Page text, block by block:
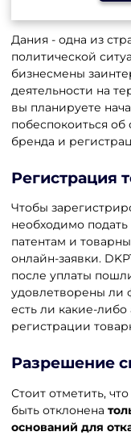
Дания - одна из
политической
бизнесмены
деятельности на
вы планируете
побеспокоиться
бренда и
Регистрация
Чтобы
необходимо
патентам и
онлайн-заявки.
после уплаты
удовлетворены ли
есть ли какие-
регистрации
Разрешение
Стоит отметить,
быть отклонена
оснований для